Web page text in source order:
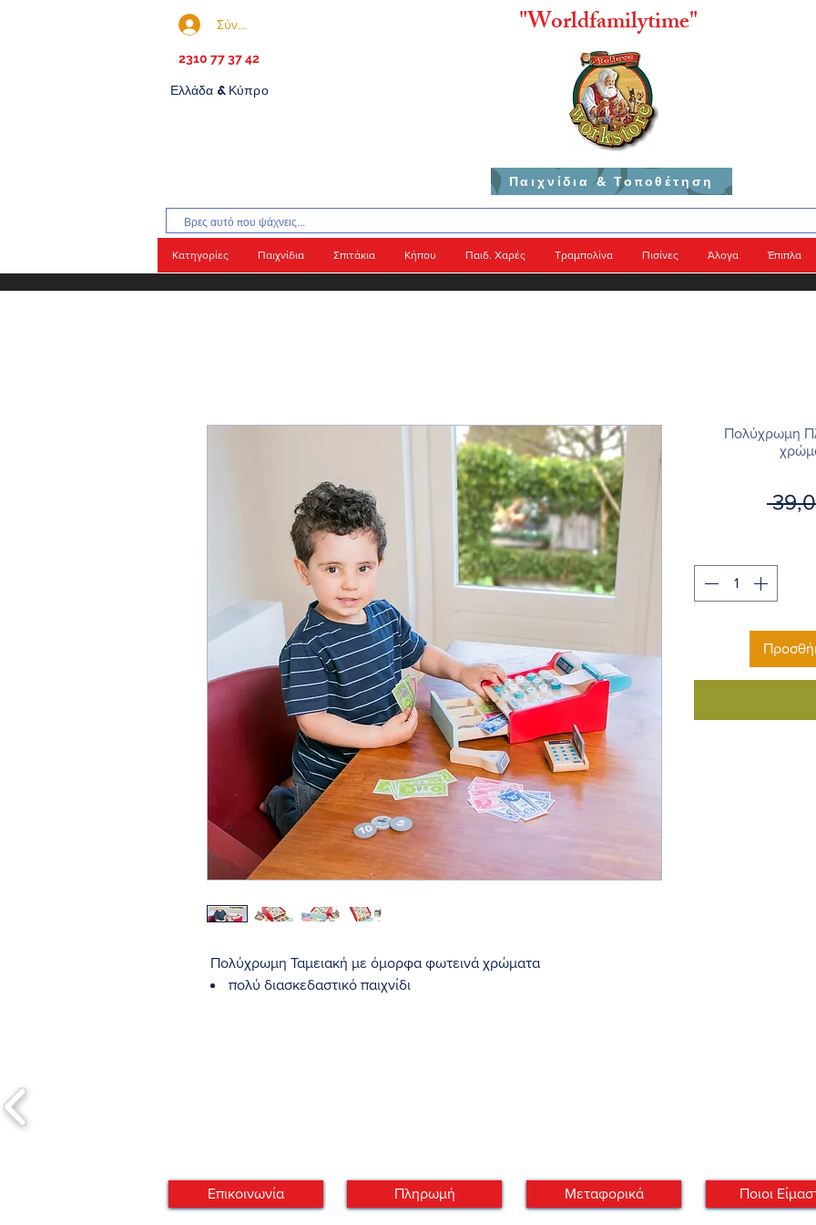
Σύνδεση
2310 77 37 42
Ελλάδα & Κύπρο
"Worldfamilytime"
Παιχνίδια & Τοποθέτηση
Κατηγορίες Παιχνίδια Σπιτάκια Κήπου Παιδ. Χαρές Τραμπολίνα Πισίνες Άλογα Έπιπλα
Πολύχρωμη Ταμειακή με όμορφα φωτεινά χρώματα
πολύ διασκεδαστικό παιχνίδι
Διαθέσιμο με Άμεση Αποστολή
απο 1 ως 5 εργ.
Πολύχρωμη
Επικοινωνία Πληρωμή Μεταφορικά Ποιοι